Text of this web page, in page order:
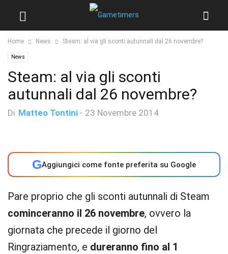
Home News Steam: al via gli sconti autunnali dal 26 novembre?
News
Steam: al via gli sconti
autunnali dal 26 novembre?
Di Matteo Tontini - 23 Novembre 2014
GAggiungici come fonte preferita su Google
Pare proprio che gli sconti autunnali di Steam
cominceranno il 26 novembre, ovvero la
giornata che precede il giorno del
Ringraziamento, e dureranno fino al 1